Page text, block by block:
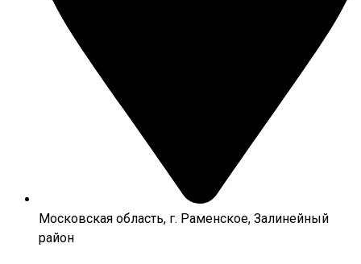
Московская область, г. Раменское, Залинейный
район